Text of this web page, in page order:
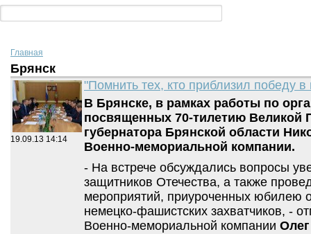
Главная
Брянск
19.09.13 14:14
"Помнить тех, кто приблизил победу в
В Брянске, в рамках работы по
посвященных 70-тилетию Великой
губернатора Брянской области
Военно-мемориальной компании.
- На встрече обсуждались вопросы
защитников Отечества, а также
мероприятий, приуроченных юбилею
немецко-фашистских захватчиков, -
Военно-мемориальной компании